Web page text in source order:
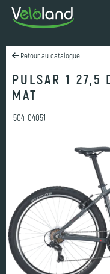
Retour au catalogue
PULSAR 1 27,5
MAT
504-04051